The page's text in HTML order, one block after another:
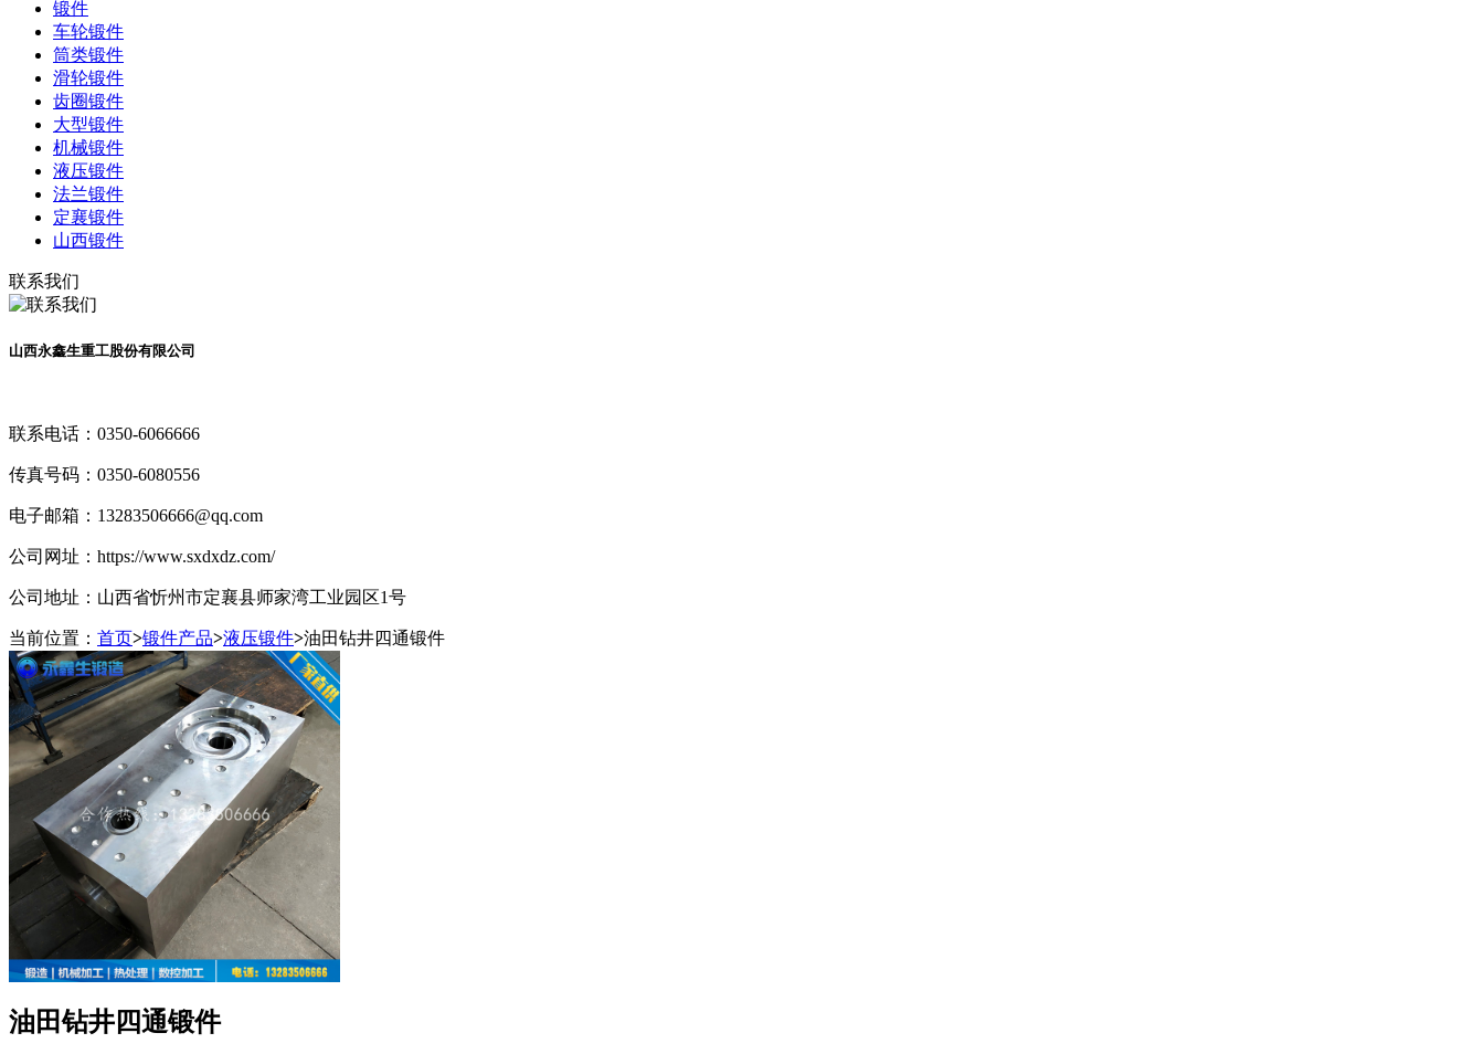
锻件
车轮锻件
筒类锻件
滑轮锻件
齿圈锻件
大型锻件
机械锻件
液压锻件
法兰锻件
定襄锻件
山西锻件
联系我们
山西永鑫生重工股份有限公司
联系电话： 0350-6066666
传真号码： 0350-6080556
电子邮箱： 13283506666@qq.com
公司网址： https://www.sxdxdz.com/
公司地址： 山西省忻州市定襄县师家湾工业园区1号
当前位置： 首页>锻件产品>液压锻件>油田钻井四通锻件
油田钻井四通锻件